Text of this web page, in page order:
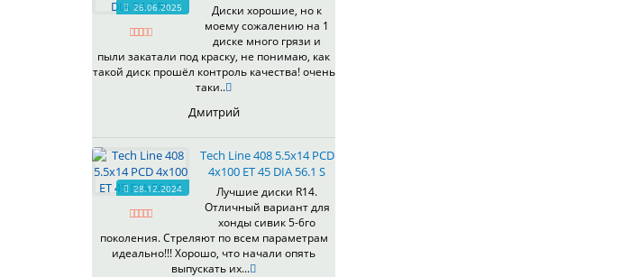
26.06.2025
Диски хорошие, но к
моему сожалению на 1
диске много грязи и
пыли закатали под краску, не понимаю, как
такой диск прошёл контроль качества! очень
таки..
Дмитрий
28.12.2024
Tech Line 408 5.5x14 PCD
4x100 ET 45 DIA 56.1 S
Лучшие диски R14.
Отличный вариант для
хонды сивик 5-6го
поколения. Стреляют по всем параметрам
идеально!!! Хорошо, что начали опять
выпускать их...